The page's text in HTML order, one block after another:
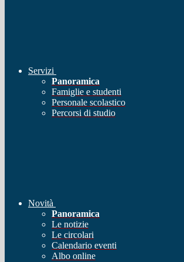
Servizi
Panoramica
Famiglie e studenti
Personale scolastico
Percorsi di studio
Novità
Panoramica
Le notizie
Le circolari
Calendario eventi
Albo online